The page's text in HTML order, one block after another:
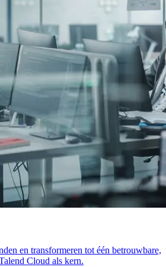
en transformeren tot één betrouwbare,
Cloud als kern.